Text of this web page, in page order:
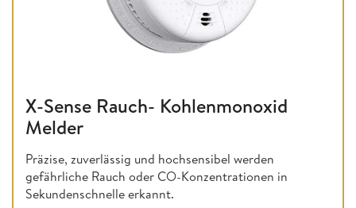
X-Sense Rauch- Kohlenmonoxid
Melder
Präzise, zuverlässig und hochsensibel werden
gefährliche Rauch oder CO-Konzentrationen in
Sekundenschnelle erkannt.